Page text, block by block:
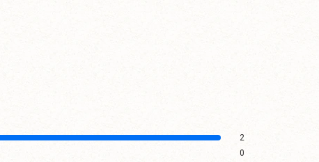
2
0